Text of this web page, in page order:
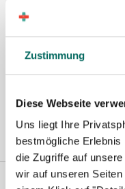
Zustimmung
Diese Webseite
Uns liegt Ihre
bestmögliche
die Zugriffe auf
wir auf unseren
Berlin|Biberach|Dinslaken
Hamburg|Hannover
Wilhelmshaven|